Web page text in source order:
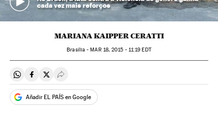
cada vez mais reforços
MARIANA KAIPPER CERATTI
Brasília -MAR18, 2015 - 11:19 EDT
Compartir en Whatsapp
Compartir en Facebook
Compartir en Twitter
Desplegar Redes Sociales
Añadir EL PAÍS en Google